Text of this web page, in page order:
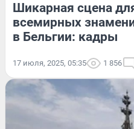
Шикарная сцена
всемирных
в Бельгии: кадры
17 июля, 2025, 05:35 1 856